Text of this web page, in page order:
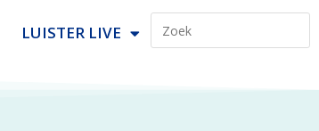
LUISTER LIVE